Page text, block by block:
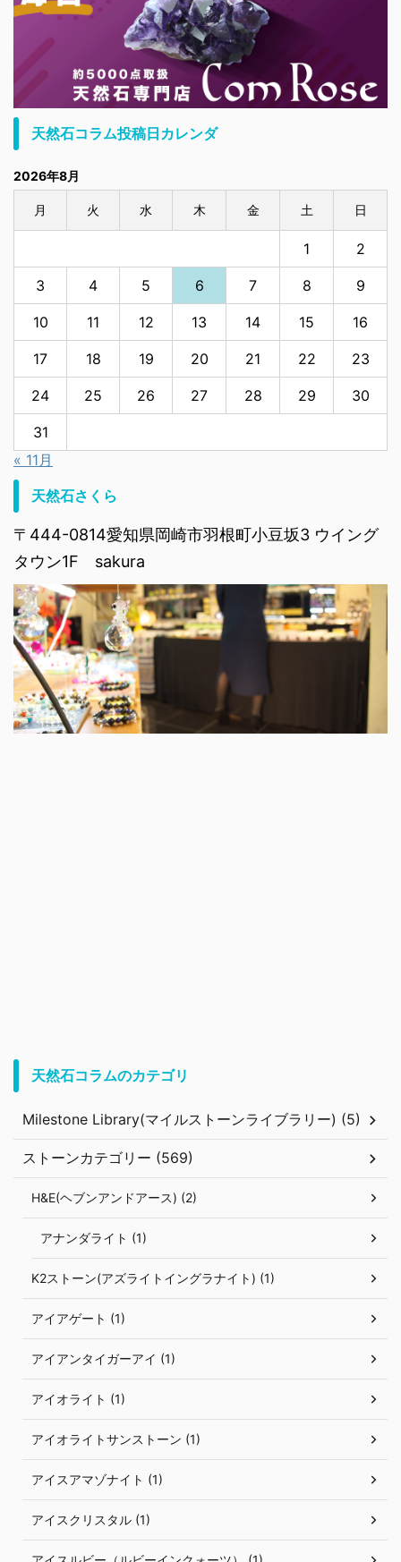
天然石コラム投稿日カレンダ
2026年8月
月 火 水 木 金 土 日
1 2
3 4 5 6 7 8 9
10 11 12 13 14 15 16
17 18 19 20 21 22 23
24 25 26 27 28 29 30
31
« 11月
天然石さくら
〒444-0814愛知県岡崎市羽根町小豆坂3 ウイング
タウン1F sakura
天然石コラムのカテゴリ
Milestone Library(マイルストーンライブラリー) (5)
ストーンカテゴリー (569)
H&E(ヘブンアンドアース) (2)
アナンダライト (1)
K2ストーン(アズライトイングラナイト) (1)
アイアゲート (1)
アイアンタイガーアイ (1)
アイオライト (1)
アイオライトサンストーン (1)
アイスアマゾナイト (1)
アイスクリスタル (1)